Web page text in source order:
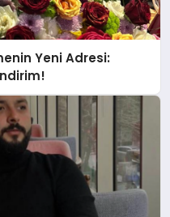
Yeni Adresi: